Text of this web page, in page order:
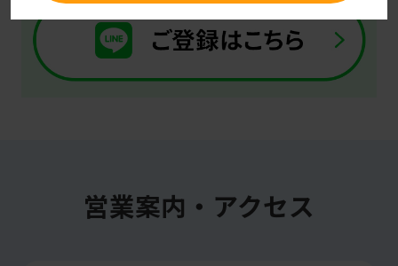
営業案内・アクセス
it
may
not
translation.
The